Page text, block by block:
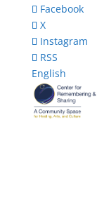
Facebook
X
Instagram
RSS
English